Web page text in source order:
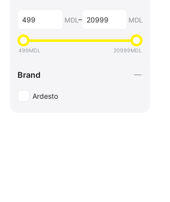
MDL – MDL
499MDL 20999MDL
Brand
Ardesto